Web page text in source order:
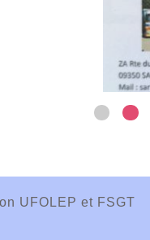
UFOLEP et FSGT